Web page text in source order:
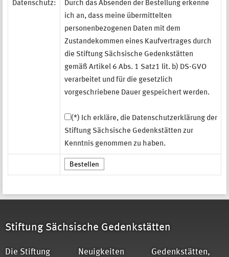
Datenschutz:
Durch das Absenden der Bestellung erkenne
ich an, dass meine übermittelten
personenbezogenen Daten mit dem
Zustandekommen eines Kaufvertrages durch
die Stiftung Sächsische Gedenkstätten
gemäß Artikel 6 Abs. 1 Satz1 lit. b) DS-GVO
verarbeitet und für die gesetzlich
vorgeschriebene Dauer gespeichert werden.
(*) Ich erkläre, die Datenschutzerklärung der
Stiftung Sächsische Gedenkstätten zur
Kenntnis genommen zu haben.
Stiftung Sächsische Gedenkstätten
Die Stiftung Neuigkeiten
Gedenkstätten,